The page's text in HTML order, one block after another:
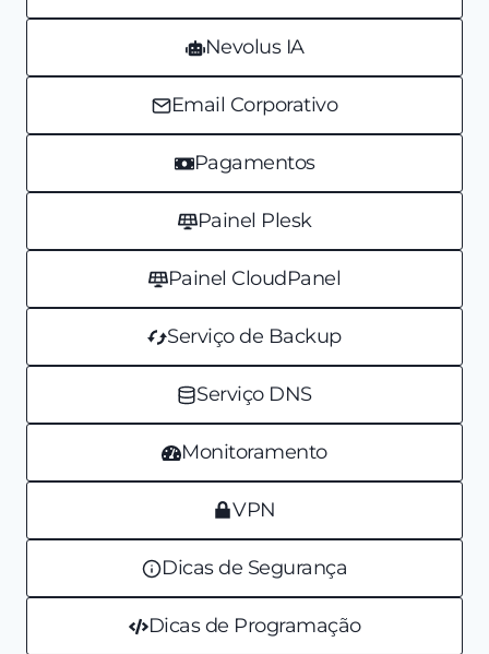
Nevolus IA
Email Corporativo
Pagamentos
Painel Plesk
Painel CloudPanel
Serviço de Backup
Serviço DNS
Monitoramento
VPN
Dicas de Segurança
Dicas de Programação